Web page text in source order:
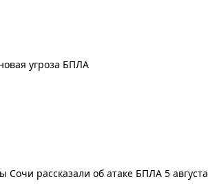
угроза БПЛА
Сочи рассказали об атаке БПЛА 5 августа